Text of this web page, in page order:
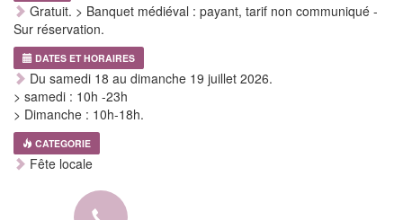
Gratuit. > Banquet médiéval : payant, tarif non communiqué -
Sur réservation.
DATES ET HORAIRES
Du samedi 18 au dimanche 19 juillet 2026.
> samedi : 10h -23h
> Dimanche : 10h-18h.
CATEGORIE
Fête locale